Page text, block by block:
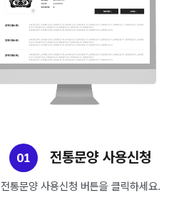
01 전통문양 사용신청
전통문양 사용신청 버튼을 클릭하세요.